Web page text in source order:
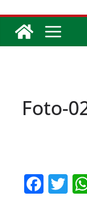
Foto-
F T